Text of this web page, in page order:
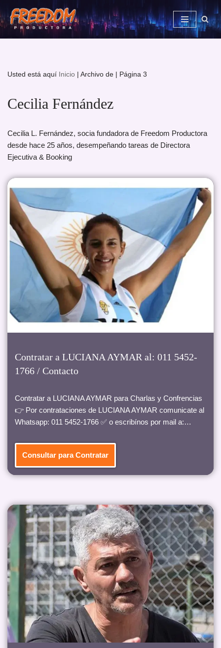
Saltar
al
Usted está aquí Inicio | Archivo de | Página 3
Cecilia Fernández
Cecilia L. Fernández, socia fundadora de Freedom Productora
desde hace 25 años, desempeñando tareas de Directora
Ejecutiva & Booking
Contratar a LUCIANA AYMAR al: 011 5452-
1766 / Contacto
Contratar a LUCIANA AYMAR para Charlas y Confrencias
👉 Por contrataciones de LUCIANA AYMAR comunicate al
Whatsapp: 011 5452-1766 ✅ o escribínos por mail a:…
Consultar para Contratar